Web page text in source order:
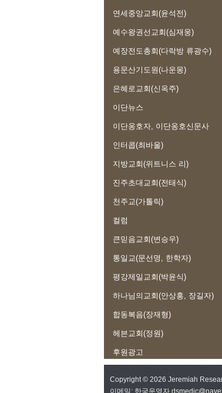
연세중앙교회(윤석전)
예수왕권선교회(심재웅)
예장전도총회(다락방 류광수)
용문산기도원(나운몽)
은혜로교회(신옥주)
이단뉴스
이단옹호자, 이단옹호신문사
인터콥(최바울)
지방교회(위트니스 리)
진주초대교회(전태식)
천주교(가톨릭)
컬럼
큰믿음교회(변승우)
통일교(문선명, 한학자)
평강제일교회(박윤식)
하나님의교회(안상홍, 장길자)
합동복음(장재형)
헤븐교회(정원)
후원광고
Copyright © 2026 Jeremiah
이메일: 한국운영자